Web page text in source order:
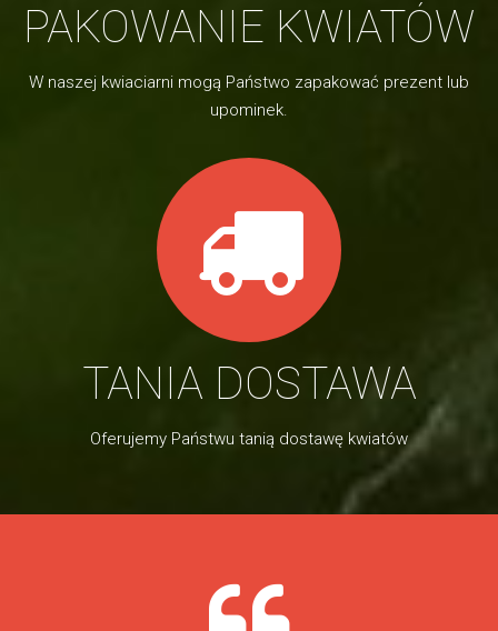
PAKOWANIE KWIATÓW
W naszej kwiaciarni mogą Państwo zapakować prezent lub
upominek.
TANIA DOSTAWA
Oferujemy Państwu tanią dostawę kwiatów